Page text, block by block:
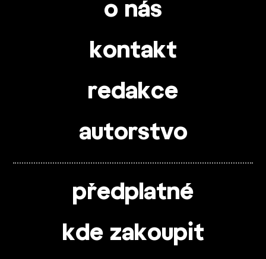
o nás
kontakt
redakce
autorstvo
předplatné
kde zakoupit